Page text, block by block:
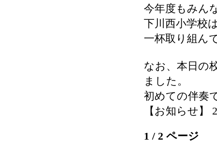
今年度もみん
下川西小学校
一杯取り組ん
なお、本日の
ました。
初めての伴奏
【お知らせ】
1 / 2 ページ